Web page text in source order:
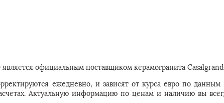
официальным поставщиком керамогранита
ежедневно, и зависят от курса евро по данным
Актуальную информацию по ценам и наличию вы